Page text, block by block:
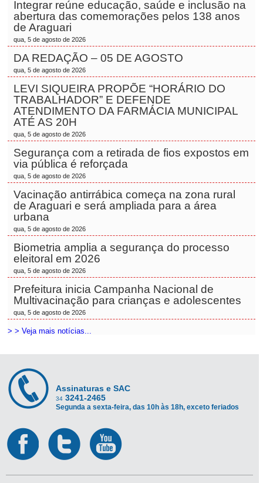
Integrar reúne educação, saúde e inclusão na
abertura das comemorações pelos 138 anos
de Araguari
qua, 5 de agosto de 2026
DA REDAÇÃO – 05 DE AGOSTO
qua, 5 de agosto de 2026
LEVI SIQUEIRA PROPÕE “HORÁRIO DO
TRABALHADOR” E DEFENDE
ATENDIMENTO DA FARMÁCIA MUNICIPAL
ATÉ AS 20H
qua, 5 de agosto de 2026
Segurança com a retirada de fios expostos em
via pública é reforçada
qua, 5 de agosto de 2026
Vacinação antirrábica começa na zona rural
de Araguari e será ampliada para a área
urbana
qua, 5 de agosto de 2026
Biometria amplia a segurança do processo
eleitoral em 2026
qua, 5 de agosto de 2026
Prefeitura inicia Campanha Nacional de
Multivacinação para crianças e adolescentes
qua, 5 de agosto de 2026
> > Veja mais notícias...
Assinaturas e SAC
34 3241-2465
Segunda a sexta-feira, das 10h às 18h, exceto feriados